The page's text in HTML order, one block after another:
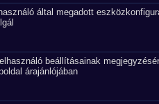
által megadott
beállításainak
árajánlójában